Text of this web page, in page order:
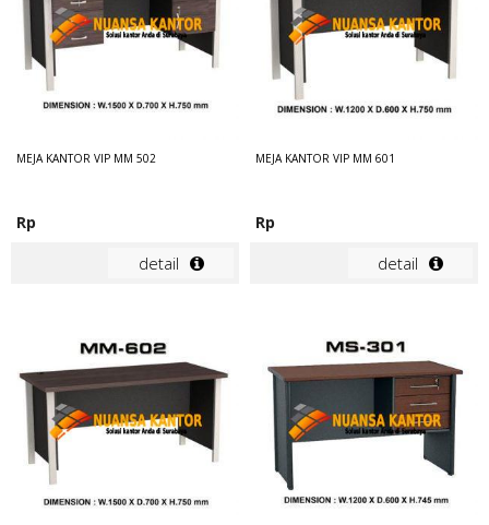
MEJA KANTOR VIP MM 502
Rp
detail
MEJA KANTOR VIP MM 601
Rp
detail